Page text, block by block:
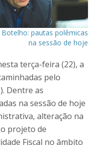
pautas polêmicas
na sessão de hoje
terça-feira (22), a
pelo
Dentre as
na sessão de hoje
alteração na
projeto de
Fiscal no âmbito